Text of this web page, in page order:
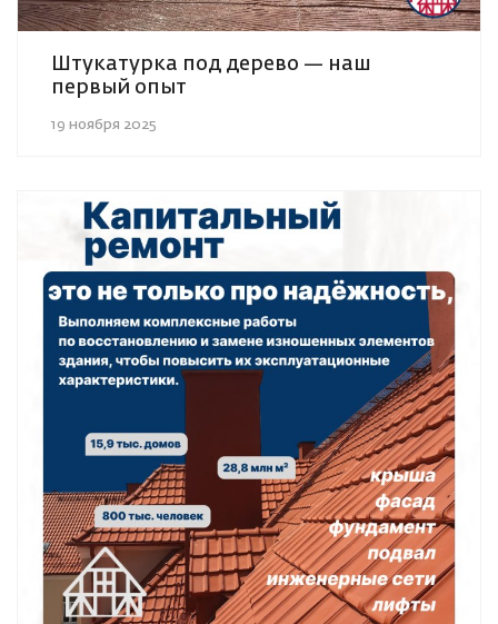
Штукатурка под дерево — наш
первый опыт
19 ноября 2025